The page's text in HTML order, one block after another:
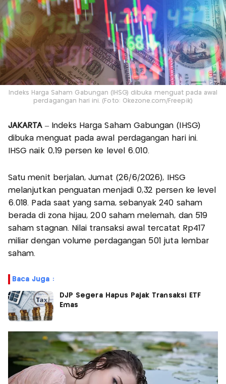
Indeks Harga Saham Gabungan (IHSG) dibuka menguat pada awal
perdagangan hari ini. (Foto: Okezone.com/Freepik)
JAKARTA– Indeks Harga Saham Gabungan (IHSG)
dibuka menguat pada awal perdagangan hari ini.
IHSG naik 0,19 persen ke level 6.010.
Satu menit berjalan, Jumat (26/6/2026), IHSG
melanjutkan penguatan menjadi 0,32 persen ke level
6.018. Pada saat yang sama, sebanyak 240 saham
berada di zona hijau, 200 saham melemah, dan 519
saham stagnan. Nilai transaksi awal tercatat Rp417
miliar dengan volume perdagangan 501 juta lembar
saham.
Baca Juga :
DJP Segera Hapus Pajak Transaksi ETF
Emas